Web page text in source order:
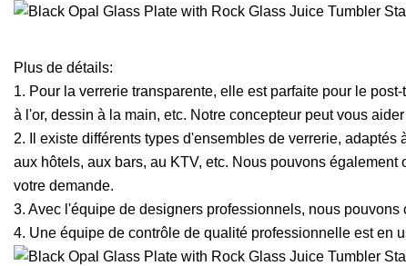
Plus de détails:
1. Pour la verrerie transparente, elle est parfaite pour le
à l'or, dessin à la main, etc. Notre concepteur peut vous
2. Il existe différents types d'ensembles de verrerie,
aux hôtels, aux bars, au KTV, etc. Nous pouvons
votre demande.
3. Avec l'équipe de designers professionnels, nous
4. Une équipe de contrôle de qualité professionnelle est en